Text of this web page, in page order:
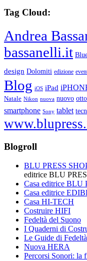
Tag Cloud:
Andrea
bassanelli.it
design Dolomiti edizione
Blog iOS iPad
Natale Nikon nuova nuovo
smartphone Sony tablet
Blogroll
BLU PRESS
editrice BLU
Casa editrice BLU
Casa editrice
Casa HI-TECH
Costruire HIFI
Fedeltà del Suono
I Quaderni di
Le Guide di
Nuova HERA
Percorsi Sonori: la